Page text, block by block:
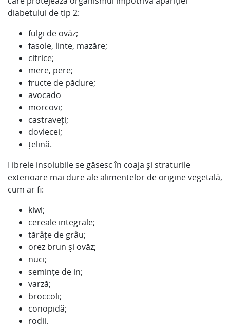
diabetului de tip 2:
fulgi de ovăz;
fasole, linte, mazăre;
citrice;
mere, pere;
fructe de pădure;
avocado
morcovi;
castraveți;
dovlecei;
țelină.
Fibrele insolubile se găsesc în coaja și straturile
exterioare mai dure ale alimentelor de origine vegetală,
cum ar fi:
kiwi;
cereale integrale;
tărâțe de grâu;
orez brun și ovăz;
nuci;
semințe de in;
varză;
broccoli;
conopidă;
rodii.